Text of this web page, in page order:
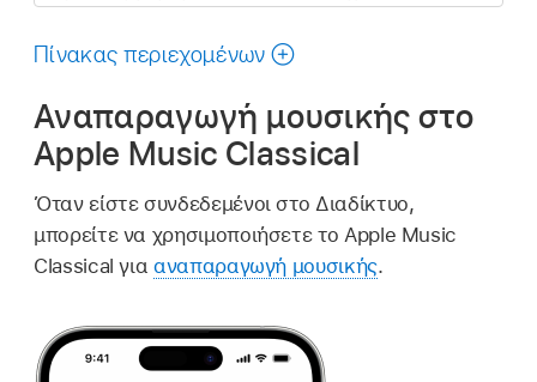
αυτόν
οδηγό
Πίνακας περιεχομένων
Αναπαραγωγή μουσικής στο
Apple Music Classical
Όταν είστε συνδεδεμένοι στο Διαδίκτυο,
μπορείτε να χρησιμοποιήσετε το Apple Music
Classical γιααναπαραγωγή μουσικής.